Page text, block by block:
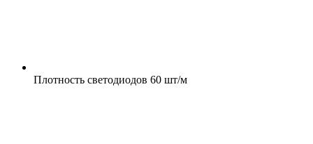
Плотность светодиодов 60 шт/м